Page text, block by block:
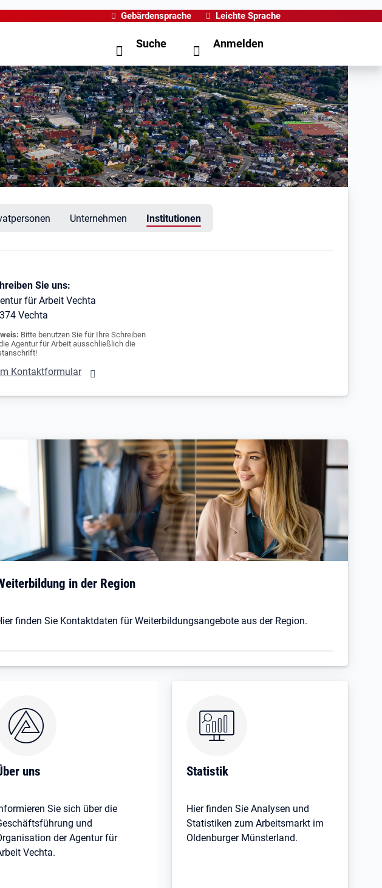
Gebärdensprache Leichte Sprache
Suche Anmelden
Unternehmen Institutionen
Sie uns:
für Arbeit Vechta
Vechta
Bitte benutzen Sie für Ihre Schreiben
Agentur für Arbeit ausschließlich die
Kontaktformular
in der Region
finden Sie Kontaktdaten für Weiterbildungsangebote aus der Region.
uns
Sie sich über die
und
der Agentur für
Vechta.
Öffnet in neuem Tab
Statistik
Hier finden Sie Analysen und
Statistiken zum Arbeitsmarkt im
Oldenburger Münsterland.